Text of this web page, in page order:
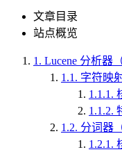
文章目录
站点概览
1. Lucene 分析器
1.1. 字符映
1.1.1.
1.1.2.
1.2. 分词器
1.2.1.